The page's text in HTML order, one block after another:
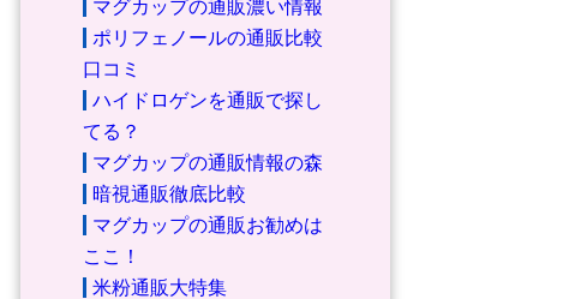
マグカップの通販濃い情報
ポリフェノールの通販比較
口コミ
ハイドロゲンを通販で探し
てる？
マグカップの通販情報の森
暗視通販徹底比較
マグカップの通販お勧めは
ここ！
米粉通販大特集